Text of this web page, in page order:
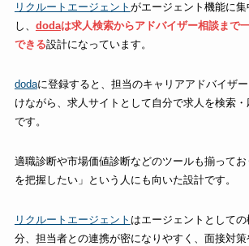
リクルートエージェント がエージェント機能に
し、 dodaは求人検索からアドバイザー相談まで
できる設計になっています。
dodaに登録すると、担当のキャリアアドバイザ
けながら、求人サイトとして自分で求人を検索
です。
適職診断や市場価値診断などのツールも揃って
を把握したい」という人にも向いた設計です。
リクルートエージェント はエージェントとして
分、担当者との連携が密になりやすく、面接対